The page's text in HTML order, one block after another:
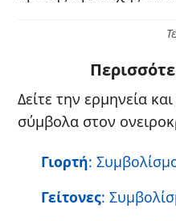
Δείτε την ερμηνεία
σύμβολα στον
Γιορτή:
Γείτονες: